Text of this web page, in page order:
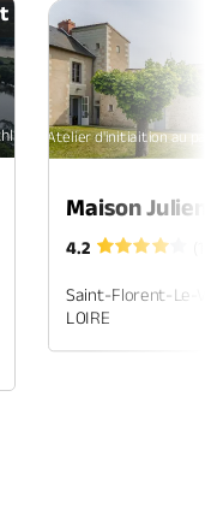
Atelier d'initiaition au
Maison
4.2
Saint-Florent-Le-
LOIRE